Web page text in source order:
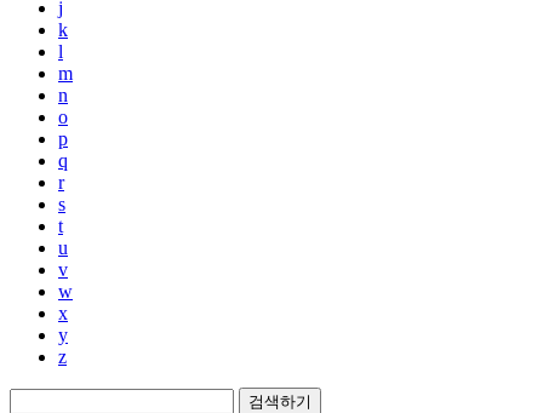
j
k
l
m
n
o
p
q
r
s
t
u
v
w
x
y
z
검색하기